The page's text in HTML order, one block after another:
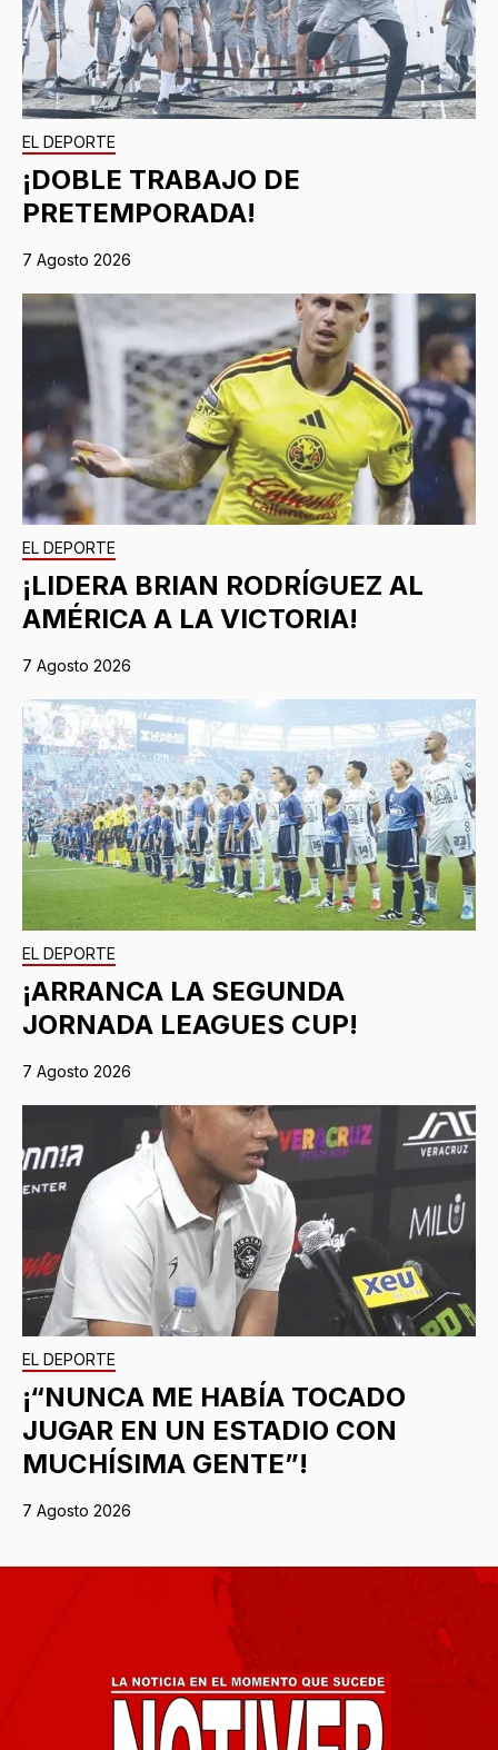
EL DEPORTE
¡DOBLE TRABAJO DE
PRETEMPORADA!
7 Agosto 2026
EL DEPORTE
¡LIDERA BRIAN RODRÍGUEZ AL
AMÉRICA A LA VICTORIA!
7 Agosto 2026
EL DEPORTE
¡ARRANCA LA SEGUNDA
JORNADA LEAGUES CUP!
7 Agosto 2026
EL DEPORTE
¡“NUNCA ME HABÍA TOCADO
JUGAR EN UN ESTADIO CON
MUCHÍSIMA GENTE”!
7 Agosto 2026